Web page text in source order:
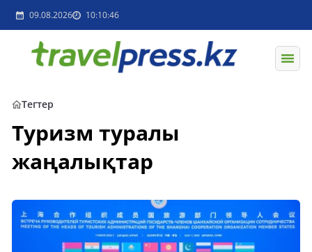
09.08.2026 10:10:46
Тегтер
Туризм туралы
жаңалықтар